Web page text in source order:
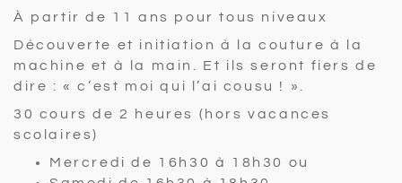
À partir de 11 ans pour tous niveaux
Découverte et initiation à la couture à la
machine et à la main. Et ils seront fiers de
dire : « c’est moi qui l’ai cousu ! ».
30 cours de 2 heures (hors vacances
scolaires)
Mercredi de 16h30 à 18h30 ou